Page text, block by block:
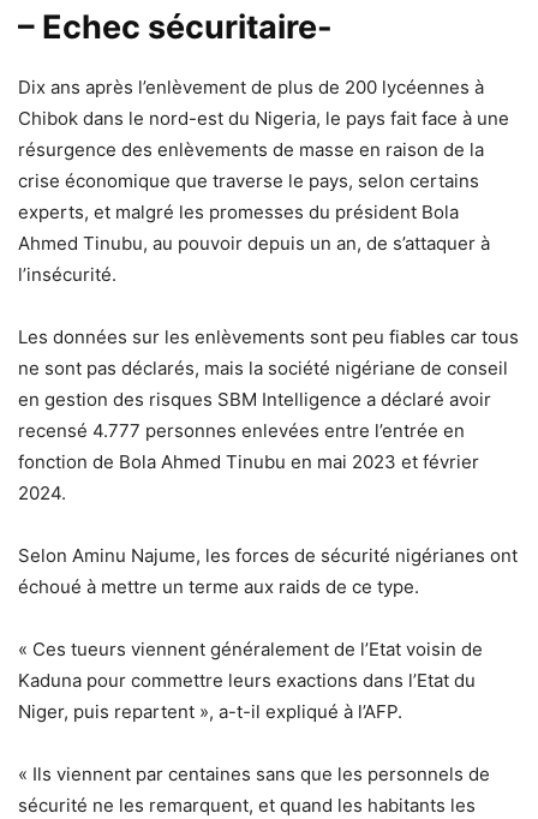
– Echec sécuritaire-
Dix ans après l’enlèvement de plus de 200 lycéennes à
Chibok dans le nord-est du Nigeria, le pays fait face à une
résurgence des enlèvements de masse en raison de la
crise économique que traverse le pays, selon certains
experts, et malgré les promesses du président Bola
Ahmed Tinubu, au pouvoir depuis un an, de s’attaquer à
l’insécurité.
Les données sur les enlèvements sont peu fiables car tous
ne sont pas déclarés, mais la société nigériane de conseil
en gestion des risques SBM Intelligence a déclaré avoir
recensé 4.777 personnes enlevées entre l’entrée en
fonction de Bola Ahmed Tinubu en mai 2023 et février
2024.
Selon Aminu Najume, les forces de sécurité nigérianes ont
échoué à mettre un terme aux raids de ce type.
« Ces tueurs viennent généralement de l’Etat voisin de
Kaduna pour commettre leurs exactions dans l’Etat du
Niger, puis repartent », a-t-il expliqué à l’AFP.
« Ils viennent par centaines sans que les personnels de
sécurité ne les remarquent, et quand les habitants les